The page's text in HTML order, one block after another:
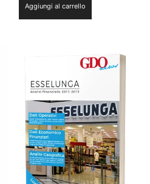
Aggiungi al carrello